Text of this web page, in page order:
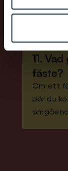
11.
fäste?
Om ett
bör du